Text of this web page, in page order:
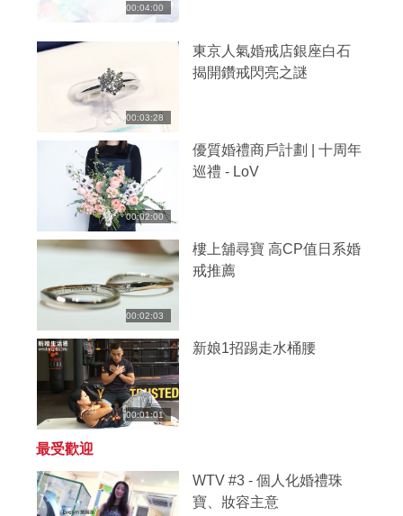
00:04:00
00:03:28
東京人氣婚戒店銀座白石
揭開鑽戒閃亮之謎
00:02:00
優質婚禮商戶計劃 | 十周年
巡禮 - LoV
00:02:03
樓上舖尋寶 高CP值日系婚
戒推薦
00:01:01
新娘1招踢走水桶腰
最受歡迎
WTV #3 - 個人化婚禮珠
寶、妝容主意